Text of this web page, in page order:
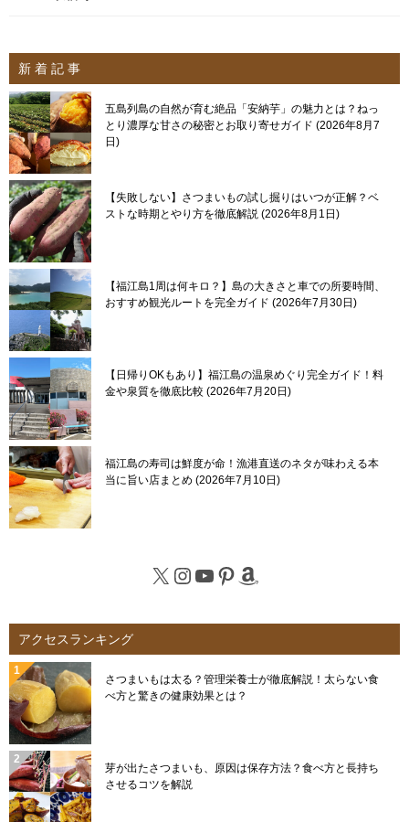
新 着 記 事
五島列島の自然が育む絶品「安納芋」の魅力とは？ねっ
とり濃厚な甘さの秘密とお取り寄せガイド 2026年8月7
日
【失敗しない】さつまいもの試し掘りはいつが正解？ベ
ストな時期とやり方を徹底解説 2026年8月1日
【福江島1周は何キロ？】島の大きさと車での所要時間、
おすすめ観光ルートを完全ガイド 2026年7月30日
【日帰りOKもあり】福江島の温泉めぐり完全ガイド！料
金や泉質を徹底比較 2026年7月20日
福江島の寿司は鮮度が命！漁港直送のネタが味わえる本
当に旨い店まとめ 2026年7月10日
X Instagram
YouTube
Pinterest
Amazon
アクセスランキング
さつまいもは太る？管理栄養士が徹底解説！太らない食
べ方と驚きの健康効果とは？
芽が出たさつまいも、原因は保存方法？食べ方と長持ち
させるコツを解説